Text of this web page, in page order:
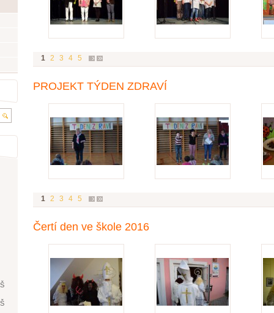
1 2 3 4 5
PROJEKT TÝDEN ZDRAVÍ
1 2 3 4 5
Čertí den ve škole 2016